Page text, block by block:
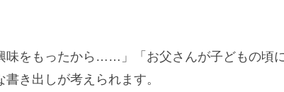
をもったから……」「お父さんが子どもの頃
き出しが考えられます。